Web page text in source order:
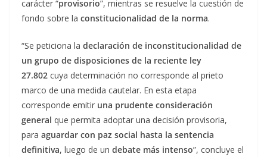
carácter “provisorio”, mientras se resuelve la cuestión de
fondo sobre la constitucionalidad de la norma.
“Se peticiona la declaración de inconstitucionalidad de
un grupo de disposiciones de la reciente ley
27.802 cuya determinación no corresponde al prieto
marco de una medida cautelar. En esta etapa
corresponde emitir una prudente consideración
general que permita adoptar una decisión provisoria,
para aguardar con paz social hasta la sentencia
definitiva, luego de un debate más intenso”, concluye el